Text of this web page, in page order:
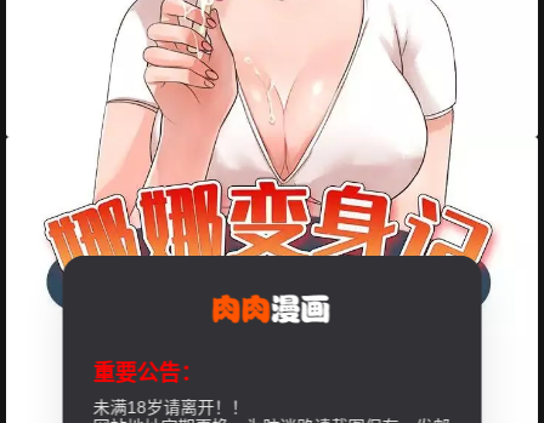
重要公告：
未满18岁请离开！！